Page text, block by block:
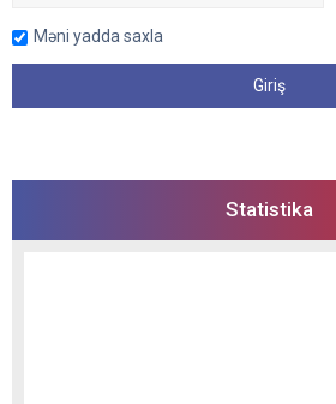
Məni yadda saxla
Statistika